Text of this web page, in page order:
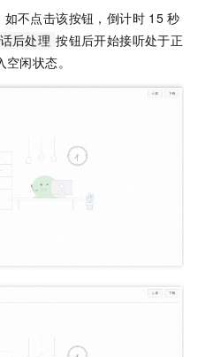
如不点击该按钮，倒计时 15 秒
话后处理 按钮后开始接听处于正
闲状态。